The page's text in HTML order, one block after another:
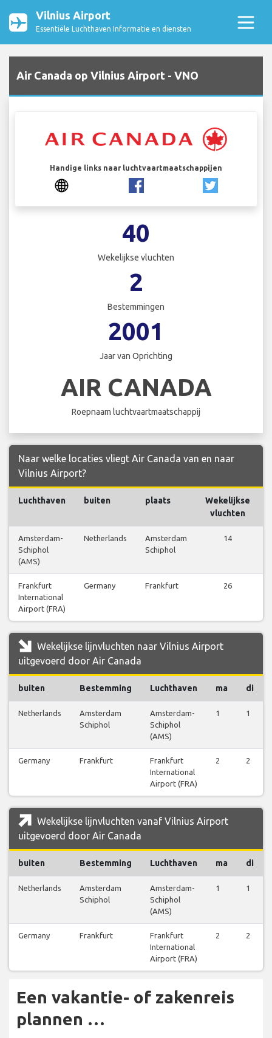
Vilnius Airport
Essentiële Luchthaven Informatie en diensten
Air Canada op Vilnius Airport - VNO
Handige links naar luchtvaartmaatschappijen
40
Wekelijkse vluchten
2
Bestemmingen
2001
Jaar van Oprichting
AIR CANADA
Roepnaam luchtvaartmaatschappij
Naar welke locaties vliegt Air Canada van en naar
Vilnius Airport?
Luchthaven buiten plaats
Wekelijkse
vluchten
Amsterdam-
Schiphol
(AMS)
Netherlands
Amsterdam
Schiphol
14
Frankfurt
International
Airport (FRA)
Germany Frankfurt 26
Wekelijkse lijnvluchten naar Vilnius Airport
uitgevoerd door Air Canada
buiten Bestemming Luchthaven ma di
Netherlands
Amsterdam
Schiphol
Amsterdam-
Schiphol
(AMS)
1 1
Germany Frankfurt
Frankfurt
International
Airport (FRA)
2 2
Wekelijkse lijnvluchten vanaf Vilnius Airport
uitgevoerd door Air Canada
buiten Bestemming Luchthaven ma di
Netherlands
Amsterdam
Schiphol
Amsterdam-
Schiphol
(AMS)
1 1
Germany Frankfurt
Frankfurt
International
Airport (FRA)
2 2
Een vakantie- of zakenreis
plannen …